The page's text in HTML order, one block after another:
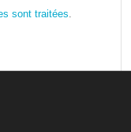
sont traitées.